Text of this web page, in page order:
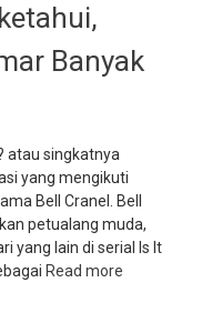
Banyak
atau singkatnya
yang mengikuti
Bell Cranel. Bell
petualang muda,
yang lain di serial Is It
Read more